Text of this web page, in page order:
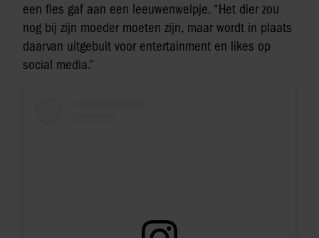
een fles gaf aan een leeuwenwelpje. “Het dier zou
nog bij zijn moeder moeten zijn, maar wordt in plaats
daarvan uitgebuit voor entertainment en likes op
social media.”